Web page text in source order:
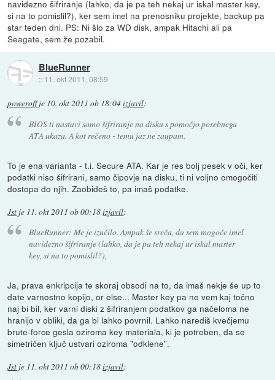
navidezno šifriranje (lahko, da je pa teh nekaj ur iskal master key,
si na to pomislil?), ker sem imel na prenosniku projekte, backup pa
star teden dni. PS: Ni šlo za WD disk, ampak Hitachi ali pa
Seagate, sem že pozabil.
BlueRunner
:: 11. okt 2011, 08:59
poweroffje 10. okt 2011 ob 18:04izjavil:
BIOS ti nastavi samo šifriranje na disku s pomočjo posebnega
ATA ukaza. A kot rečeno - temu jaz ne zaupam.
To je ena varianta - t.i. Secure ATA. Kar je res bolj pesek v oči, ker
podatki niso šifrirani, samo čipovje na disku, ti ni voljno omogočiti
dostopa do njih. Zaobideš to, pa imaš podatke.
Jst je 11. okt 2011 ob 00:18izjavil:
BlueRunner: Me je izučilo. Ampak še sreča, da sem mogoče imel
navidezno šifriranje (lahko, da je pa teh nekaj ur iskal master
key, si na to pomislil?),
Ja, prava enkripcija te skoraj obsodi na to, da imaš nekje še up to
date varnostno kopijo, or else... Master key pa ne vem kaj točno
naj bi bil, ker varni diski z šifriranjem podatkov ga načeloma ne
hranijo v obliki, da ga bi lahko povrnil. Lahko narediš kvečjemu
brute-force gesla oziroma key materiala, ki je potreben, da se
simetričen ključ ustvari oziroma "odklene".
Jst je 11. okt 2011 ob 00:18izjavil: